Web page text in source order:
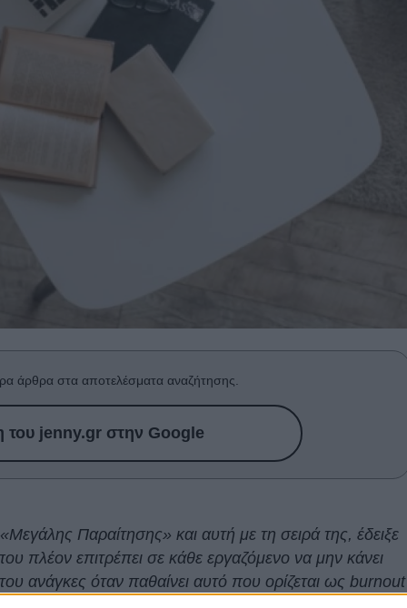
άρθρα στα αποτελέσματα αναζήτησης.
του jenny.gr στην Google
Παραίτησης» και αυτή με τη σειρά της, έδειξε
πλέον επιτρέπει σε κάθε εργαζόμενο να μην κάνει
ανάγκες όταν παθαίνει αυτό που ορίζεται ως burnout